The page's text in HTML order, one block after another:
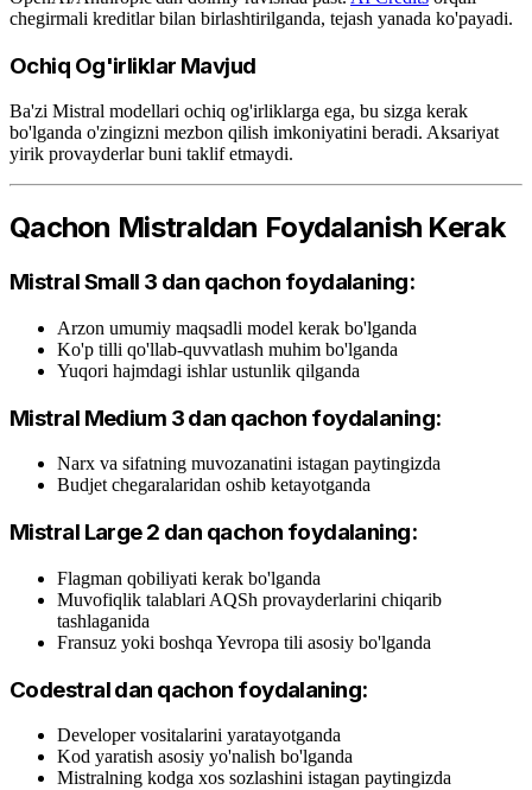
chegirmali kreditlar bilan birlashtirilganda, tejash yanada ko'payadi.
Ochiq Og'irliklar Mavjud
Ba'zi Mistral modellari ochiq og'irliklarga ega, bu sizga kerak
bo'lganda o'zingizni mezbon qilish imkoniyatini beradi. Aksariyat
yirik provayderlar buni taklif etmaydi.
Qachon Mistraldan Foydalanish Kerak
Mistral Small 3 dan qachon foydalaning:
Arzon umumiy maqsadli model kerak bo'lganda
Ko'p tilli qo'llab-quvvatlash muhim bo'lganda
Yuqori hajmdagi ishlar ustunlik qilganda
Mistral Medium 3 dan qachon foydalaning:
Narx va sifatning muvozanatini istagan paytingizda
Budjet chegaralaridan oshib ketayotganda
Mistral Large 2 dan qachon foydalaning:
Flagman qobiliyati kerak bo'lganda
Muvofiqlik talablari AQSh provayderlarini chiqarib
tashlaganida
Fransuz yoki boshqa Yevropa tili asosiy bo'lganda
Codestral dan qachon foydalaning:
Developer vositalarini yaratayotganda
Kod yaratish asosiy yo'nalish bo'lganda
Mistralning kodga xos sozlashini istagan paytingizda